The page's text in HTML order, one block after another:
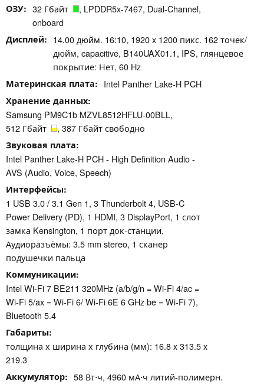
ОЗУ 32 Гбайт
, LPDDR5x-7467, Dual-Channel,
onboard
Дисплей
14.00 дюйм. 16:10, 1920 x 1200 пикс. 162 точек/
дюйм, capacitive, B140UAX01.1, IPS, глянцевое
покрытие: Нет, 60 Hz
Материнская плата Intel Panther Lake-H PCH
Хранение данных
Samsung PM9C1b MZVL8512HFLU-00BLL,
512 Гбайт
, 387 Гбайт свободно
Звуковая плата
Intel Panther Lake-H PCH - High Definition Audio -
AVS (Audio, Voice, Speech)
Интерфейсы
1 USB 3.0 / 3.1 Gen 1, 3 Thunderbolt 4, USB-C
Power Delivery (PD), 1 HDMI, 3 DisplayPort, 1 слот
замка Kensington, 1 порт док-станции,
Аудиоразъёмы: 3.5 mm stereo, 1 сканер
подушечки пальца
Коммуникации
Intel Wi-Fi 7 BE211 320MHz (a/b/g/n = Wi-Fi 4/ac =
Wi-Fi 5/ax = Wi-Fi 6/ Wi-Fi 6E 6 GHz be = Wi-Fi 7),
Bluetooth 5.4
Габариты
толщина х ширина х глубина (мм): 16.8 x 313.5 x
219.3
Аккумулятор 58 Вт⋅ч, 4960 мА⋅ч литий-полимерн.